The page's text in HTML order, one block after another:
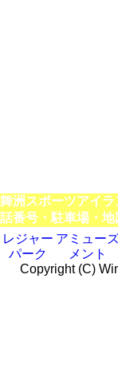
舞洲スポーツアイ
話番号・駐車場・
レジャー
パーク
アミュー
メント
Copyright (C)